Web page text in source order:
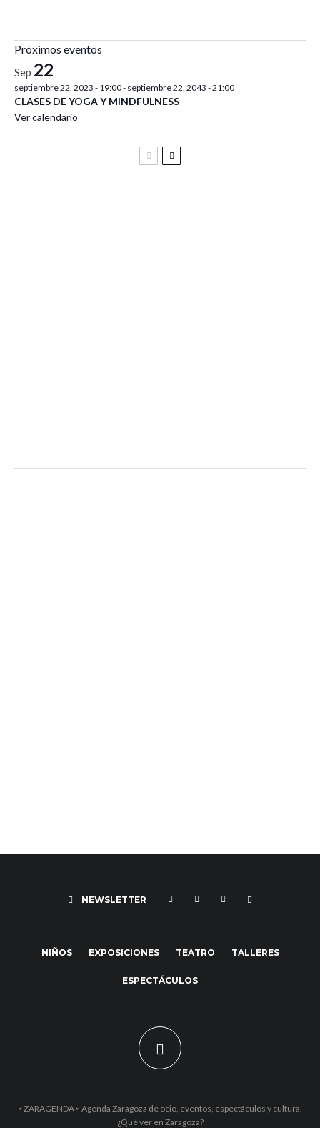
Próximos eventos
Sep 22
septiembre 22, 2023 - 19:00- septiembre 22, 2043 - 21:00
CLASES DE YOGA Y MINDFULNESS
Ver calendario
NEWSLETTER
NIÑOS EXPOSICIONES TEATRO TALLERES
ESPECTÁCULOS
⋆ZARAGENDA⋆ Agenda Zaragoza de ocio, eventos, espectáculos y cultura.
¿Qué ver en Zaragoza?